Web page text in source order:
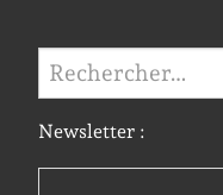
Rechercher :
Newsletter :